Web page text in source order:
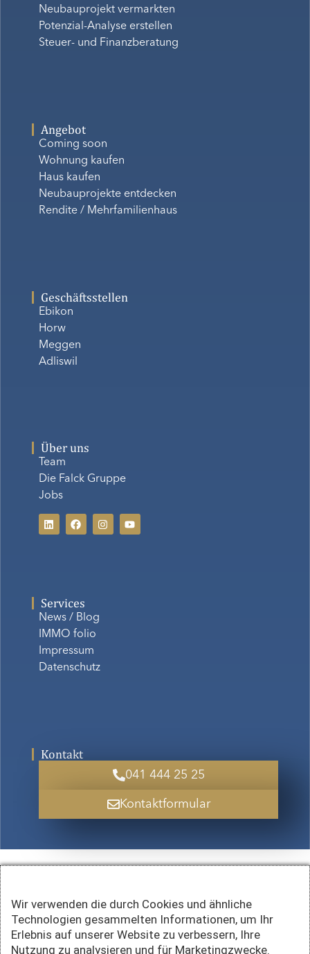
Neubauprojekt vermarkten
Potenzial-Analyse erstellen
Steuer- und Finanzberatung
Angebot
Coming soon
Wohnung kaufen
Haus kaufen
Neubauprojekte entdecken
Rendite / Mehrfamilienhaus
Geschäftsstellen
Ebikon
Horw
Meggen
Adliswil
Über uns
Team
Die Falck Gruppe
Jobs
Services
News / Blog
IMMO folio
Impressum
Datenschutz
Kontakt
041 444 25 25
Kontaktformular
Wir verwenden die durch Cookies und ähnliche
Technologien gesammelten Informationen, um Ihr
Erlebnis auf unserer Website zu verbessern, Ihre
Nutzung zu analysieren und für Marketingzwecke.